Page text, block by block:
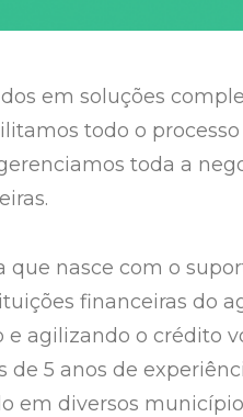
em soluções
todo o
toda a
que nasce com o
financeiras do
e agilizando o crédito
de 5 anos de
em diversos